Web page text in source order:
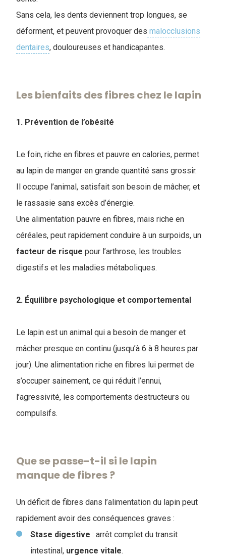
Sans cela, les dents deviennent trop longues, se
déforment, et peuvent provoquer des malocclusions
dentaires, douloureuses et handicapantes.
Les bienfaits des fibres chez le lapin
1. Prévention de l’obésité
Le foin, riche en fibres et pauvre en calories, permet
au lapin de manger en grande quantité sans grossir.
Il occupe l’animal, satisfait son besoin de mâcher, et
le rassasie sans excès d’énergie.
Une alimentation pauvre en fibres, mais riche en
céréales, peut rapidement conduire à un surpoids, un
facteur de risque pour l’arthrose, les troubles
digestifs et les maladies métaboliques.
2. Équilibre psychologique et comportemental
Le lapin est un animal qui a besoin de manger et
mâcher presque en continu (jusqu’à 6 à 8 heures par
jour). Une alimentation riche en fibres lui permet de
s’occuper sainement, ce qui réduit l’ennui,
l’agressivité, les comportements destructeurs ou
compulsifs.
Que se passe-t-il si le lapin
manque de fibres ?
Un déficit de fibres dans l’alimentation du lapin peut
rapidement avoir des conséquences graves :
Stase digestive : arrêt complet du transit
intestinal, urgence vitale.